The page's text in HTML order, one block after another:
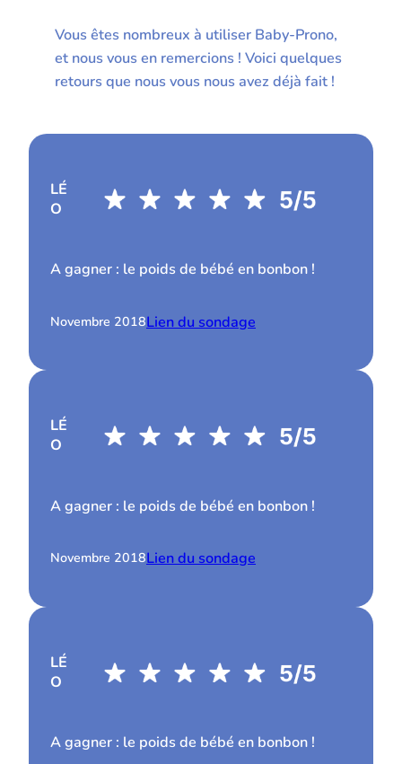
Vous êtes nombreux à utiliser Baby-Prono,
et nous vous en remercions ! Voici quelques
retours que nous vous nous avez déjà fait !
LÉ
O
A gagner : le poids de bébé en bonbon !
Novembre 2018Lien du sondage
LÉ
O
A gagner : le poids de bébé en bonbon !
Novembre 2018Lien du sondage
LÉ
O
A gagner : le poids de bébé en bonbon !